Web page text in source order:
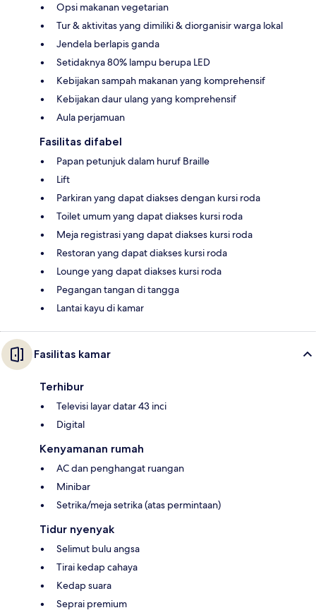
Opsi makanan vegetarian
Tur & aktivitas yang dimiliki & diorganisir warga lokal
Jendela berlapis ganda
Setidaknya 80% lampu berupa LED
Kebijakan sampah makanan yang komprehensif
Kebijakan daur ulang yang komprehensif
Aula perjamuan
Fasilitas difabel
Papan petunjuk dalam huruf Braille
Lift
Parkiran yang dapat diakses dengan kursi roda
Toilet umum yang dapat diakses kursi roda
Meja registrasi yang dapat diakses kursi roda
Restoran yang dapat diakses kursi roda
Lounge yang dapat diakses kursi roda
Pegangan tangan di tangga
Lantai kayu di kamar
Fasilitas kamar
Terhibur
Televisi layar datar 43 inci
Digital
Kenyamanan rumah
AC dan penghangat ruangan
Minibar
Setrika/meja setrika (atas permintaan)
Tidur nyenyak
Selimut bulu angsa
Tirai kedap cahaya
Kedap suara
Seprai premium